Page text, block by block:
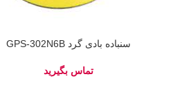
سنباده بادی گرد GPS-302N6B